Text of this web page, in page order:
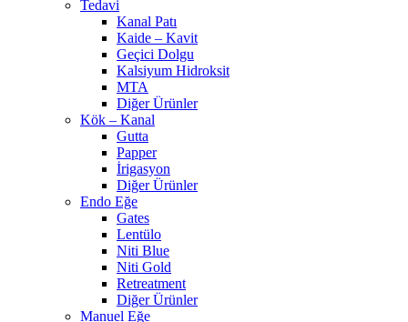
Tedavi
Kanal Patı
Kaide – Kavit
Geçici Dolgu
Kalsiyum Hidroksit
MTA
Diğer Ürünler
Kök – Kanal
Gutta
Papper
İrigasyon
Diğer Ürünler
Endo Eğe
Gates
Lentülo
Niti Blue
Niti Gold
Retreatment
Diğer Ürünler
Manuel Eğe